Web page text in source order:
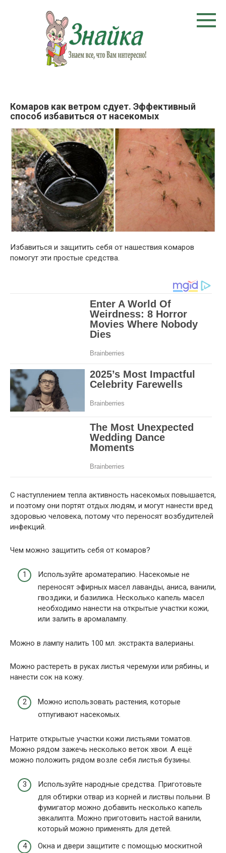
Комаров как ветром сдует. Эффективный
способ избавиться от насекомых
Избавиться и защитить себя от нашествия комаров
помогут эти простые средства.
С наступлением тепла активность насекомых повышается,
и поэтому они портят отдых людям, и могут нанести вред
здоровью человека, потому что переносят возбудителей
инфекций.
Чем можно защитить себя от комаров?
Используйте ароматерапию. Насекомые не
переносят эфирных масел лаванды, аниса, ванили,
гвоздики, и базилика. Несколько капель масел
необходимо нанести на открытые участки кожи,
или залить в аромалампу.
Можно в лампу налить 100 мл. экстракта валерианы.
Можно растереть в руках листья черемухи или рябины, и
нанести сок на кожу.
Можно использовать растения, которые
отпугивают насекомых.
Натрите открытые участки кожи листьями томатов.
Можно рядом зажечь несколько веток хвои. А ещё
можно положить рядом возле себя листья бузины.
Используйте народные средства. Приготовьте
для обтирки отвар из корней и листвы полыни. В
фумигатор можно добавить несколько капель
эвкалипта. Можно приготовить настой ванили,
который можно применять для детей.
Окна и двери защитите с помощью москитной